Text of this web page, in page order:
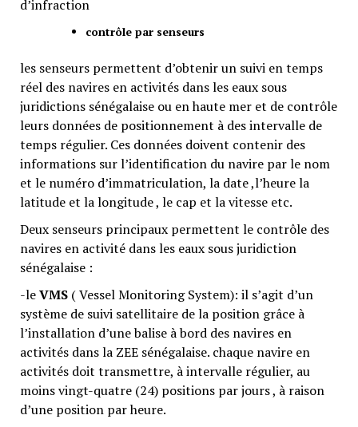
d’infraction
contrôle par senseurs
les senseurs permettent d’obtenir un suivi en temps
réel des navires en activités dans les eaux sous
juridictions sénégalaise ou en haute mer et de contrôle
leurs données de positionnement à des intervalle de
temps régulier. Ces données doivent contenir des
informations sur l’identification du navire par le nom
et le numéro d’immatriculation, la date ,l’heure la
latitude et la longitude , le cap et la vitesse etc.
Deux senseurs principaux permettent le contrôle des
navires en activité dans les eaux sous juridiction
sénégalaise :
-leVMS ( Vessel Monitoring System): il s’agit d’un
système de suivi satellitaire de la position grâce à
l’installation d’une balise à bord des navires en
activités dans la ZEE sénégalaise. chaque navire en
activités doit transmettre, à intervalle régulier, au
moins vingt-quatre (24) positions par jours , à raison
d’une position par heure.